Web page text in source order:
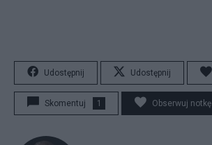
Udostępnij Udostępnij
Skomentuj 1 Obserwuj notkę